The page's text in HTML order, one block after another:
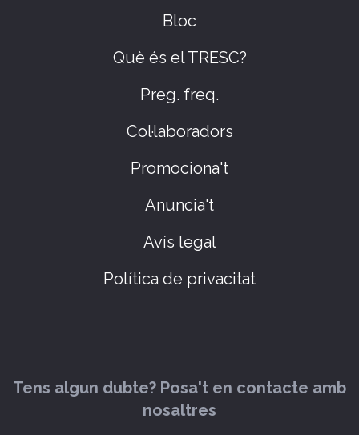
Bloc
Què és el TRESC?
Preg. freq.
Col·laboradors
Promociona't
Anuncia't
Avís legal
Política de privacitat
Tens algun dubte? Posa't en contacte amb
nosaltres